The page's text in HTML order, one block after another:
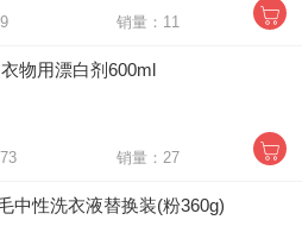
89 销量：11
物用漂白剂600ml
173 销量：27
中性洗衣液替换装(粉360g)